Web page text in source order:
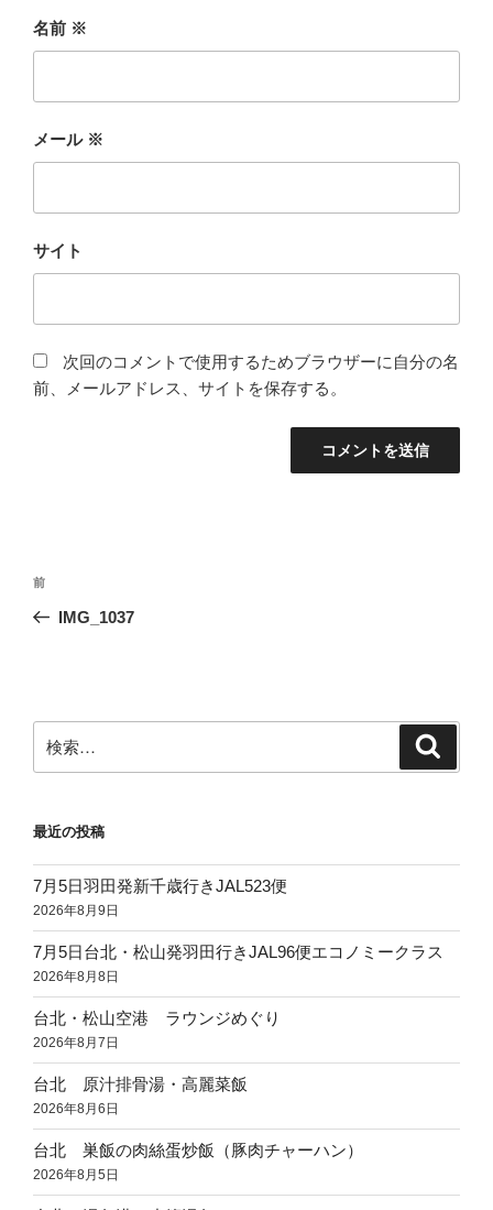
名前 ※
メール ※
サイト
次回のコメントで使用するためブラウザーに自分の名
前、メールアドレス、サイトを保存する。
投
ナ
ー
シ
前
の
前
IMG_1037
索:
最近の投稿
7月5日羽田発新千歳行きJAL523便
2026年8月9日
7月5日台北・松山発羽田行きJAL96便エコノミークラス
2026年8月8日
台北・松山空港 ラウンジめぐり
2026年8月7日
台北 原汁排骨湯・高麗菜飯
2026年8月6日
台北 巣飯の肉絲蛋炒飯（豚肉チャーハン）
2026年8月5日